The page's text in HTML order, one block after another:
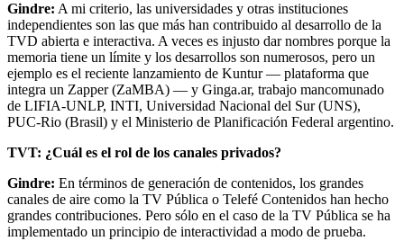
Gindre: A mi criterio, las universidades y otras instituciones
independientes son las que más han contribuido al desarrollo de la
TVD abierta e interactiva. A veces es injusto dar nombres porque la
memoria tiene un límite y los desarrollos son numerosos, pero un
ejemplo es el reciente lanzamiento de Kuntur — plataforma que
integra un Zapper (ZaMBA) — y Ginga.ar, trabajo mancomunado
de LIFIA-UNLP, INTI, Universidad Nacional del Sur (UNS),
PUC-Rio (Brasil) y el Ministerio de Planificación Federal argentino.
TVT: ¿Cuál es el rol de los canales privados?
Gindre: En términos de generación de contenidos, los grandes
canales de aire como la TV Pública o Telefé Contenidos han hecho
grandes contribuciones. Pero sólo en el caso de la TV Pública se ha
implementado un principio de interactividad a modo de prueba.